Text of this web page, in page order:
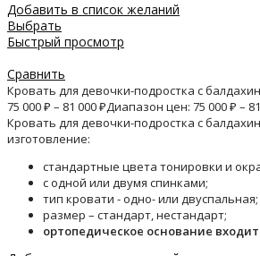
Добавить в список желаний
Выбрать
Быстрый просмотр
Сравнить
Кровать для девочки-подростка с
75 000₽ – 81 000₽Диапазон цен: 75 000 ₽ –
Кровать для девочки-подростка с
изготовление:
стандартные цвета тонировки и
с одной или двумя спинками;
тип кровати - одно- или двуспальная;
размер – стандарт, нестандарт;
ортопедическое основание